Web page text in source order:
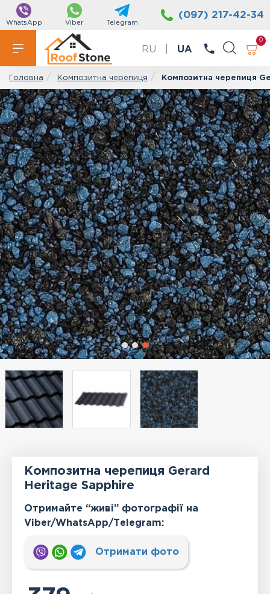
WhatsApp Viber Telegram
(097) 217-42-34
RU UA
0
Головна Композитна черепиця Композитна черепиця
Композитна черепиця Gerard
Heritage Sapphire
Отримайте “живі” фотографії на
Viber/WhatsApp/Тelegram:
Отримати фото